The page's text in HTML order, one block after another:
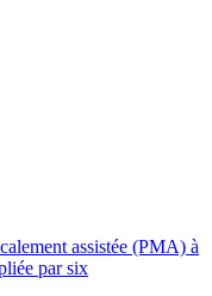
assistée (PMA) à
par six